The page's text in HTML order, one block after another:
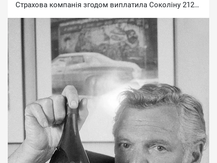
Страхова компанія згодом виплатила Соколіну 212